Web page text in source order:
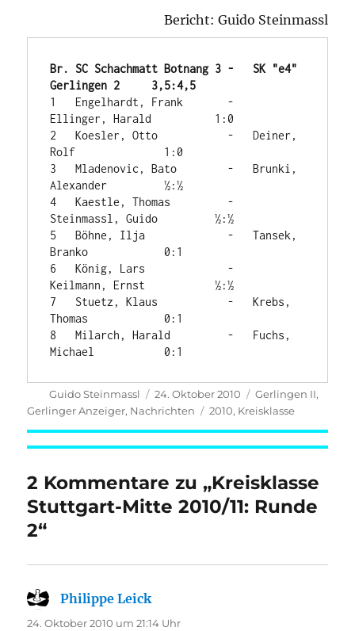
Bericht: Guido Steinmassl
Br. SC Schachmatt Botnang 3 -	SK "e4"
Gerlingen 2	3,5:4,5
1   Engelhardt, Frank	    -
Ellinger, Harald	  1:0
2   Koesler, Otto	    -	Deiner,
Rolf	          1:0
3   Mladenovic, Bato	    -	Brunki,
Alexander	  ½:½
4   Kaestle, Thomas	    -
Steinmassl, Guido	  ½:½
5   Böhne, Ilja	            -	Tansek,
Branko	          0:1
6   König, Lars	            -
Keilmann, Ernst	          ½:½
7   Stuetz, Klaus	    -	Krebs,
Thomas	          0:1
8   Milarch, Harald	    -	Fuchs,
Michael	          0:1
Autor
Guido Steinmassl
Veröffentlicht
am
24. Oktober 2010 Kategorien
Gerlingen II,
Gerlinger Anzeiger, Nachrichten Schlagwörter
2010, Kreisklasse
2 Kommentare zu „Kreisklasse
Stuttgart-Mitte 2010/11: Runde
2“
Philippe Leicksagt:
24. Oktober 2010 um 21:14 Uhr